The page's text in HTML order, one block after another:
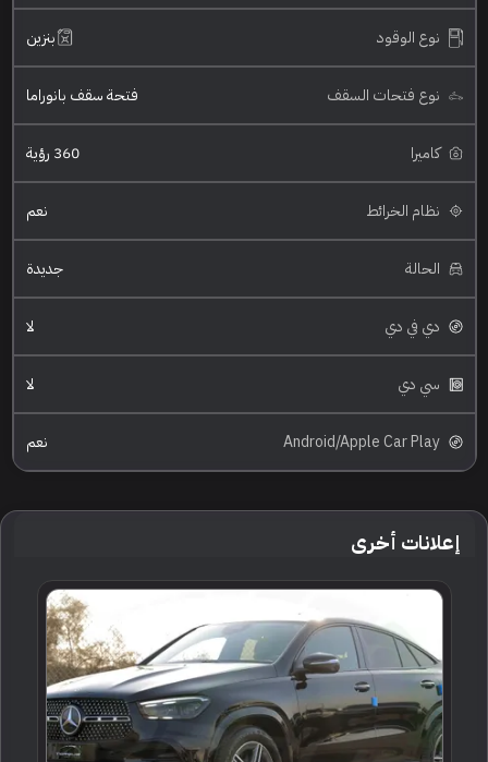
نوع الوقود بنزين
نوع فتحات السقف فتحة سقف بانوراما
كاميرا 360 رؤية
نظام الخرائط نعم
الحالة جديدة
دي في دي لا
سي دي لا
Android/Apple Car Play نعم
إعلانات أخرى